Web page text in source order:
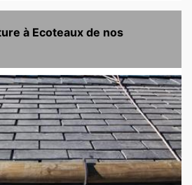
à Ecoteaux de nos